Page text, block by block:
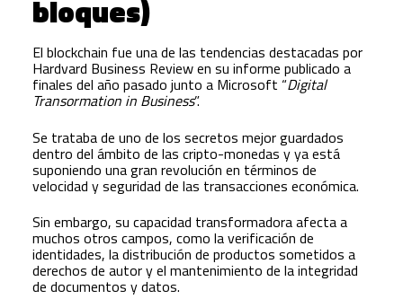
bloques)
El blockchain fue una de las tendencias destacadas por
Hardvard Business Review en su informe publicado a
finales del año pasado junto a Microsoft “Digital
Transormation in Business”.
Se trataba de uno de los secretos mejor guardados
dentro del ámbito de las cripto-monedas y ya está
suponiendo una gran revolución en términos de
velocidad y seguridad de las transacciones económica.
Sin embargo, su capacidad transformadora afecta a
muchos otros campos, como la verificación de
identidades, la distribución de productos sometidos a
derechos de autor y el mantenimiento de la integridad
de documentos y datos.